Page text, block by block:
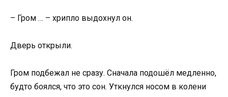
– Гром … – хрипло выдохнул он.
Дверь открыли.
Гром подбежал не сразу. Сначала подошёл медленно,
будто боялся, что это сон. Уткнулся носом в колени